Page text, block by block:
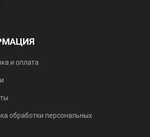
и оплата
обработки персональных